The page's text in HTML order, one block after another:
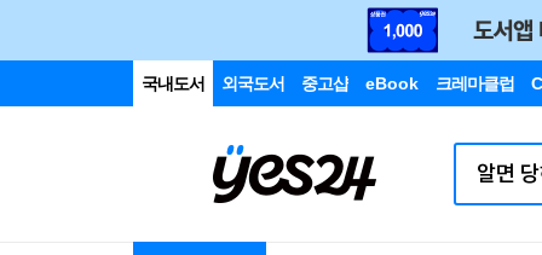
국내도서 외국도서 중고샵 eBook 크레마클럽